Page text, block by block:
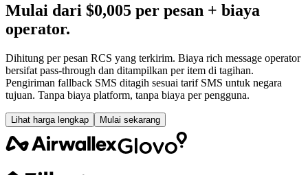
Mulai dari $0,005 per pesan + biaya
operator.
Dihitung per pesan RCS yang terkirim. Biaya rich message operator
bersifat pass-through dan ditampilkan per item di tagihan.
Pengiriman fallback SMS ditagih sesuai tarif SMS untuk negara
tujuan. Tanpa biaya platform, tanpa biaya per pengguna.
Lihat harga lengkap Mulai sekarang